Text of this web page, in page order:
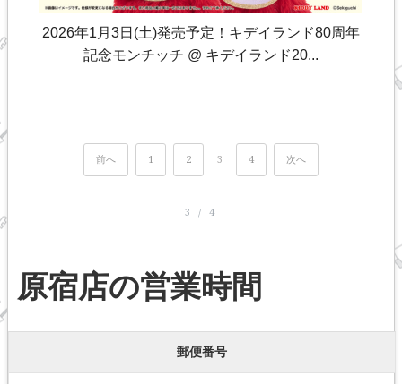
2026年1月3日(土)発売予定！キデイランド80周年
記念モンチッチ @ キデイランド20...
前へ 1 2 3 4 次へ
3 / 4
原宿店の営業時間
郵便番号